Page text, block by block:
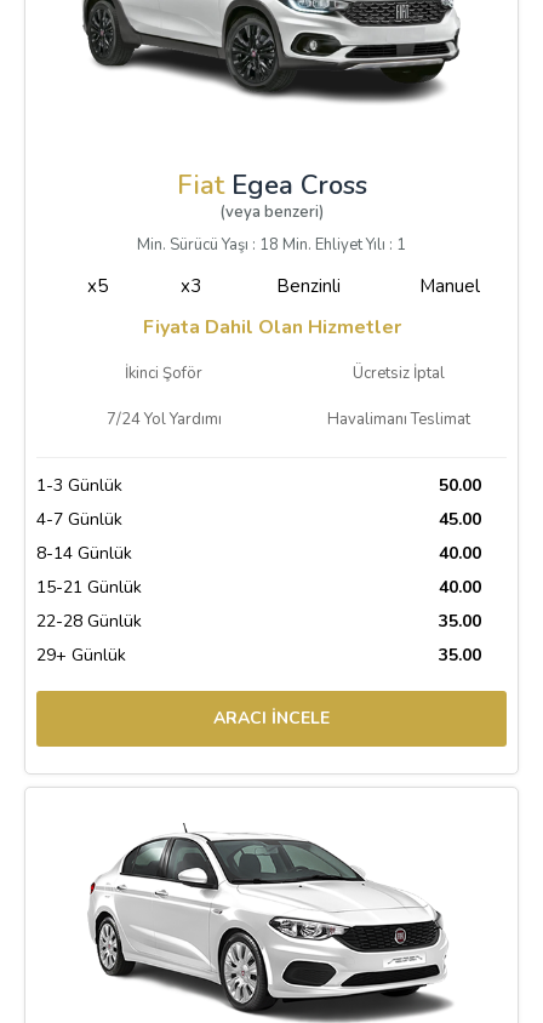
FiatEgea Cross
(veya benzeri)
Min. Sürücü Yaşı : 18 Min. Ehliyet Yılı : 1
x5 x3 Benzinli Manuel
Fiyata Dahil Olan Hizmetler
İkinci Şoför Ücretsiz İptal
7/24 Yol Yardımı Havalimanı Teslimat
1-3 Günlük
50.00
4-7 Günlük
45.00
8-14 Günlük
40.00
15-21 Günlük
40.00
22-28 Günlük
35.00
29+ Günlük
35.00
ARACI İNCELE